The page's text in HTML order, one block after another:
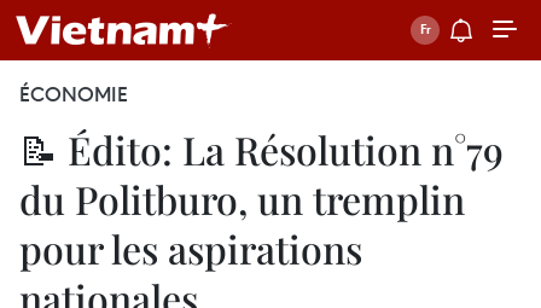
ÉCONOMIE
📝 Édito: La Résolution n°79
du Politburo, un tremplin
pour les aspirations